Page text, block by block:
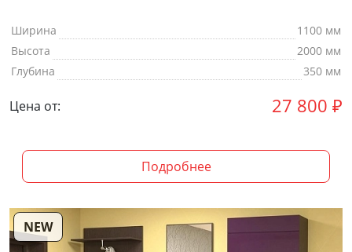
Ширина
1100 мм
Высота
2000 мм
Глубина
350 мм
Цена от: 27 800 ₽
Подробнее
NEW